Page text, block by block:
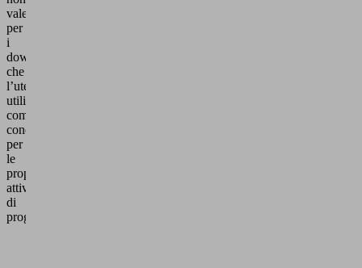
vale
per
i
download
che
l’utente
utilizza
come
concordato
per
le
proprie
attività
di
progettazione.